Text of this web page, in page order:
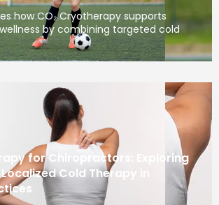
how CO₂ Cryotherapy supports
by combining targeted cold
for Chiropractors: Exploring
Cold Therapy in